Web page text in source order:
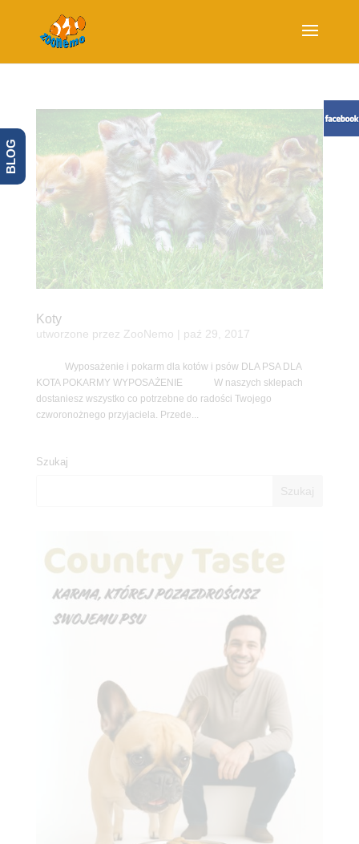
Koty
utworzone przez ZooNemo paź 29, 2017
Wyposażenie i pokarm dla kotów i psów DLA PSA DLA
KOTA POKARMY WYPOSAŻENIE W naszych sklepach
dostaniesz wszystko co potrzebne do radości Twojego
czworonożnego przyjaciela. Przede...
Szukaj
BLOG